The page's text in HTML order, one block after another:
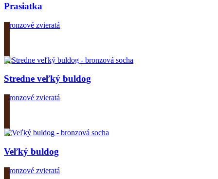
Prasiatka
Bronzové zvieratá
Stredne veľký buldog
Bronzové zvieratá
Veľký buldog
Bronzové zvieratá